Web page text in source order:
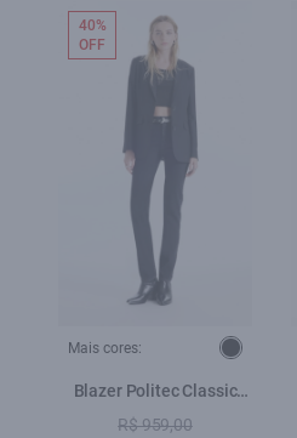
Mais cores:
Blazer Politec Classic
Preto
R$ 959,00
40%
OFF